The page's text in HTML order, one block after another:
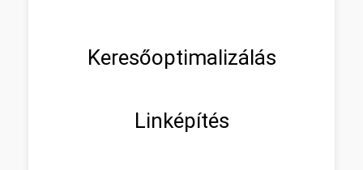
Keresőoptimalizálás
Linképítés